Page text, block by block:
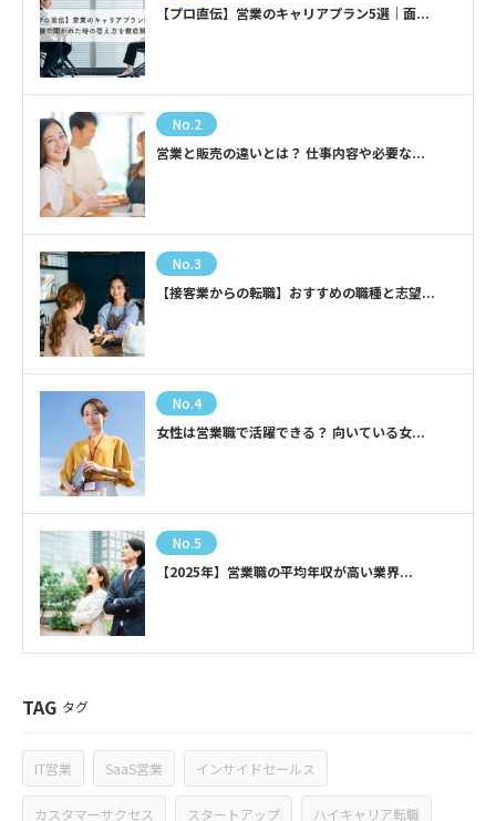
【プロ直伝】営業のキャリアプラン5選｜面...
No.2
営業と販売の違いとは？ 仕事内容や必要な...
No.3
【接客業からの転職】おすすめの職種と志望...
No.4
女性は営業職で活躍できる？ 向いている女...
No.5
【2025年】営業職の平均年収が高い業界...
TAG タグ
IT営業 SaaS営業 インサイドセールス
カスタマーサクセス スタートアップ ハイキャリア転職